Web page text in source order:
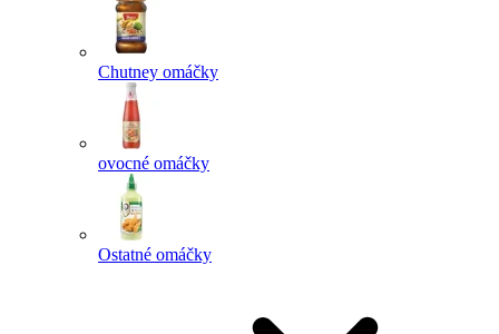
Chutney omáčky
ovocné omáčky
Ostatné omáčky